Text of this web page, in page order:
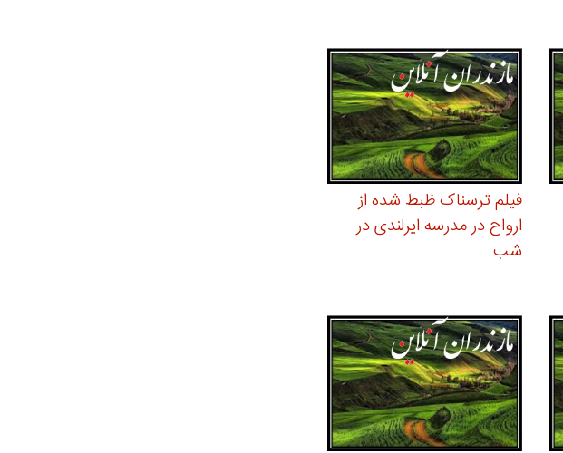
فیلم ترسناک ظبط شده از
ارواح در مدرسه ایرلندی در
شب